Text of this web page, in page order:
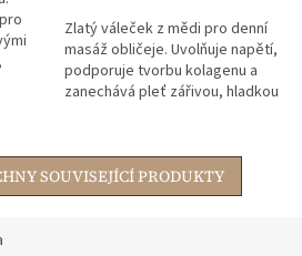
hvězdiček.
Zlatý váleček z mědi pro denní
masáž obličeje. Uvolňuje napětí,
podporuje tvorbu kolagenu a
zanechává pleť zářivou, hladkou
SOUVISEJÍCÍ PRODUKTY